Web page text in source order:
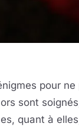
pour ne
sont
quant à